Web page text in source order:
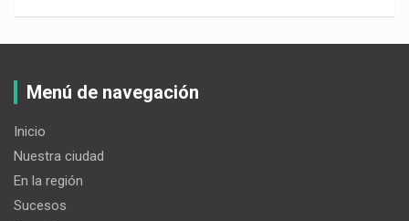
Menú de navegación
Inicio
Nuestra ciudad
En la región
Sucesos